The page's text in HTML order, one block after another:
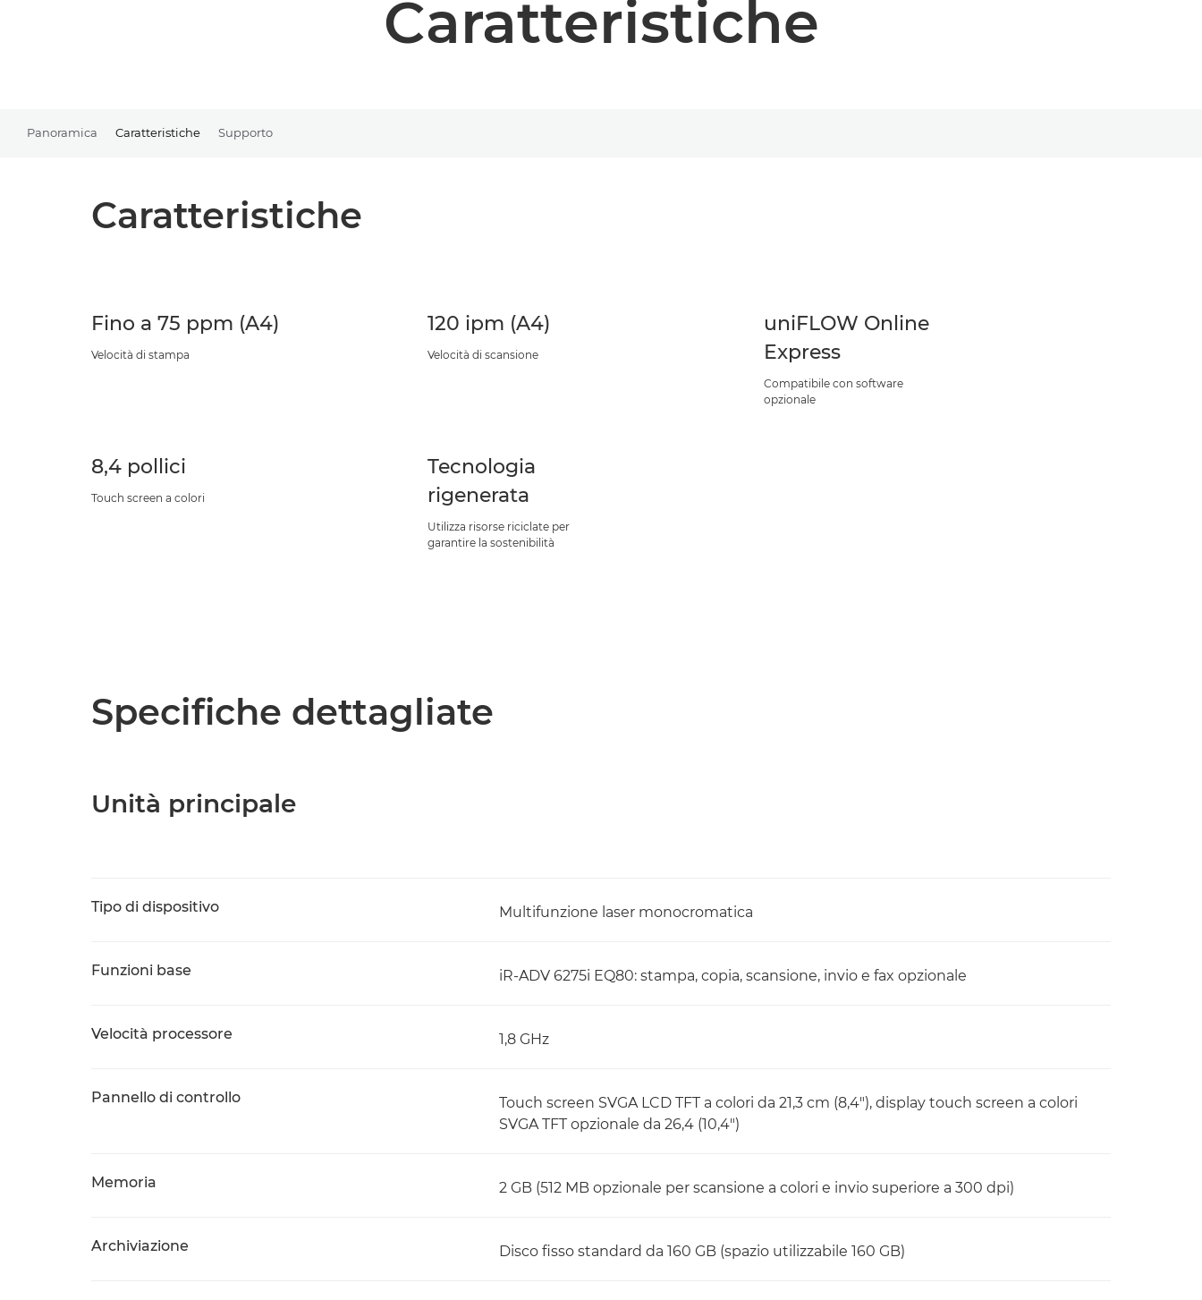
Caratteristiche
Panoramica Caratteristiche Supporto
Caratteristiche
Fino a 75 ppm (A4)
Velocità di stampa
120 ipm (A4)
Velocità di scansione
uniFLOW Online
Express
Compatibile con software
opzionale
8,4 pollici
Touch screen a colori
Tecnologia
rigenerata
Utilizza risorse riciclate per
garantire la sostenibilità
Specifiche dettagliate
Unità principale
Tipo di dispositivo Multifunzione laser monocromatica
Funzioni base iR-ADV 6275i EQ80: stampa, copia, scansione, invio e fax opzionale
Velocità processore 1,8 GHz
Pannello di controllo
Touch screen SVGA LCD TFT a colori da 21,3 cm (8,4"), display touch screen a colori
SVGA TFT opzionale da 26,4 (10,4")
Memoria 2 GB (512 MB opzionale per scansione a colori e invio superiore a 300 dpi)
Archiviazione Disco fisso standard da 160 GB (spazio utilizzabile 160 GB)